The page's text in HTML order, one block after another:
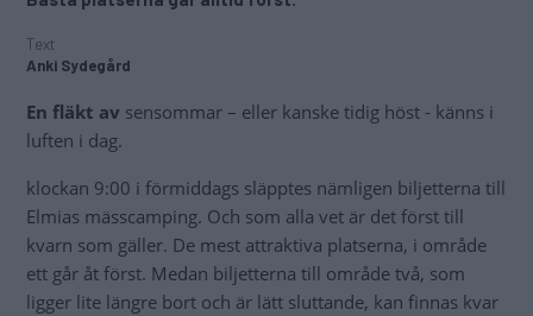
Text
Anki Sydegård
En fläkt av sensommar – eller kanske tidig höst - känns i
luften i dag.
klockan 9:00 i förmiddags släpptes nämligen biljetterna till
Elmias mässcamping. Och som alla vet är det först till
kvarn som gäller. De mest attraktiva platserna, i område
ett går åt först. Medan biljetterna till område två, som
ligger lite längre bort och är lätt sluttande, kan finnas kvar